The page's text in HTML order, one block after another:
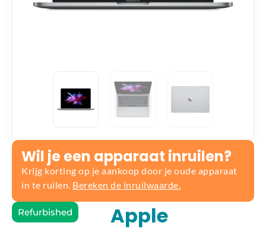
Wil je een apparaat inruilen?
Krijg korting op je aankoop door je oude apparaat
in te ruilen. Bereken de inruilwaarde.
Refurbished
Apple